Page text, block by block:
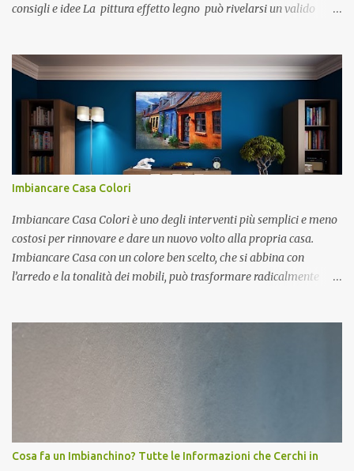
consigli e idee La pittura effetto legno può rivelarsi un valido
personalizzare un angolo salotto , una zona pranzo o ancora sarà
possibile donare un caldo appeal ad una parete retro letto. Anche
gli stessi arredi possono essere recuperati e rivalorizzati,
attraverso la stesura di piacevoli tonalità cromatiche ottenibili con
le pitture per interni effetto legno. Pitture effetto legno applicabili
col fai da te La galleria di foto mostra alcune delle infinite
potenzialità applicative delle pitture effetto legno , intese nel
sensazione visiva di un ...
Imbiancare Сasa Сolori
Imbiancare Casa Colori è uno degli interventi più semplici e meno
costosi per rinnovare e dare un nuovo volto alla propria casa.
Imbiancare Casa con un colore ben scelto, che si abbina con
l’arredo e la tonalità dei mobili, può trasformare radicalmente
sull’estetica, sulla luminosità e sulla spazialità, ma anche sugli
stati d’animo e sugli umori delle persone che vivono gli ambienti.
Vediamo quali sono le regole di base prima di Imbiancare Casa
Colori: · La prima regola per Imbiancare Сasa Сolori nel modo
giusto che subito evidenziamo è che i gusti sono soggettivi e quindi
lasci alla fantasia. Un tocco personale non deve mai mancare e può
essere anche un elemento molto appagante nel design della tua
Cosa fa un Imbianchino? Tutte le Informazioni che Cerchi in